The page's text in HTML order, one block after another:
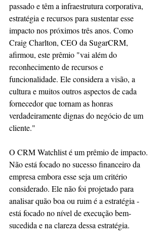
passado e têm a infraestrutura corporativa,
estratégia e recursos para sustentar esse
impacto nos próximos três anos. Como
Craig Charlton, CEO da SugarCRM,
afirmou, este prêmio "vai além do
reconhecimento de recursos e
funcionalidade. Ele considera a visão, a
cultura e muitos outros aspectos de cada
fornecedor que tornam as honras
verdadeiramente dignas do negócio de um
cliente."
O CRM Watchlist é um prêmio de impacto.
Não está focado no sucesso financeiro da
empresa embora esse seja um critério
considerado. Ele não foi projetado para
analisar quão boa ou ruim é a estratégia -
está focado no nível de execução bem-
sucedida e na clareza dessa estratégia.